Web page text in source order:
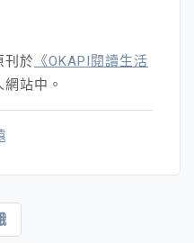
刊於 《OKAPI閱讀生活
站中。